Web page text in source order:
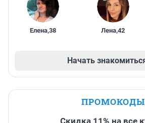
Елена,38 Лена,42
Начать
ПРОМОКОДЫ